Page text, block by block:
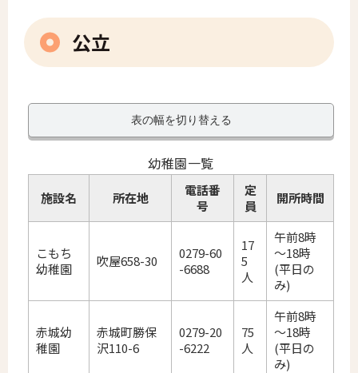
公立
表の幅を切り替える
幼稚園一覧
施設名 所在地
電話番
号
定
員
開所時間
こもち
幼稚園
吹屋658-30
0279-60
-6688
17
5
人
午前8時
～18時
(平日の
み)
赤城幼
稚園
赤城町勝保
沢110-6
0279-20
-6222
75
人
午前8時
～18時
(平日の
み)